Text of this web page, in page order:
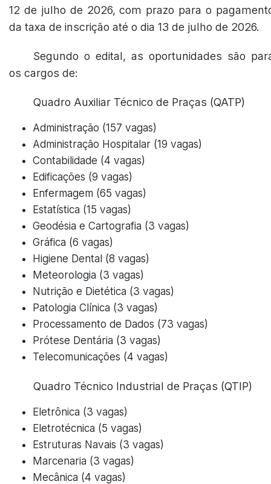
12 de julho de 2026, com prazo para o
da taxa de inscrição até o dia 13 de julho de 2026.
Segundo o edital, as oportunidades são
os cargos de:
Quadro Auxiliar Técnico de Praças (QATP)
Administração (157 vagas)
Administração Hospitalar (19 vagas)
Contabilidade (4 vagas)
Edificações (9 vagas)
Enfermagem (65 vagas)
Estatística (15 vagas)
Geodésia e Cartografia (3 vagas)
Gráfica (6 vagas)
Higiene Dental (8 vagas)
Meteorologia (3 vagas)
Nutrição e Dietética (3 vagas)
Patologia Clínica (3 vagas)
Processamento de Dados (73 vagas)
Prótese Dentária (3 vagas)
Telecomunicações (4 vagas)
Quadro Técnico Industrial de Praças (QTIP)
Eletrônica (3 vagas)
Eletrotécnica (5 vagas)
Estruturas Navais (3 vagas)
Marcenaria (3 vagas)
Mecânica (4 vagas)